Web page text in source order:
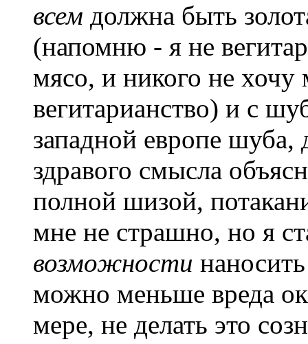
всем должна быть
(напомню - я не
мясо, и никого не хочу
вегитарианство) и с
западной европе шуба,
здравого смысла
полной шизой,
мне не страшно, но я
возможности
можно меньше вреда
мере, не делать это